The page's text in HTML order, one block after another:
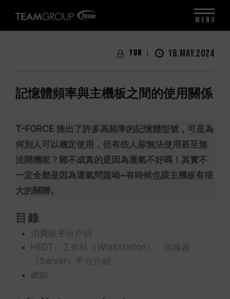
Yun 18.MAY.2024
記憶體頻率與主機板之間的使用關係
T-FORCE 推出了許多高頻率的記憶體型號，可是為
何別人可以穩定使用，但有些人卻無法使用甚至無
法開機呢？難不成真的是因為運氣不好嗎！其實不
一定全都是因為運氣問題呦~有時候也跟主機板有很
大的關聯。
目錄
消費級平台介紹
HEDT、工作站（Workstation）、伺服器
（Server）平台介紹
總結
MENU